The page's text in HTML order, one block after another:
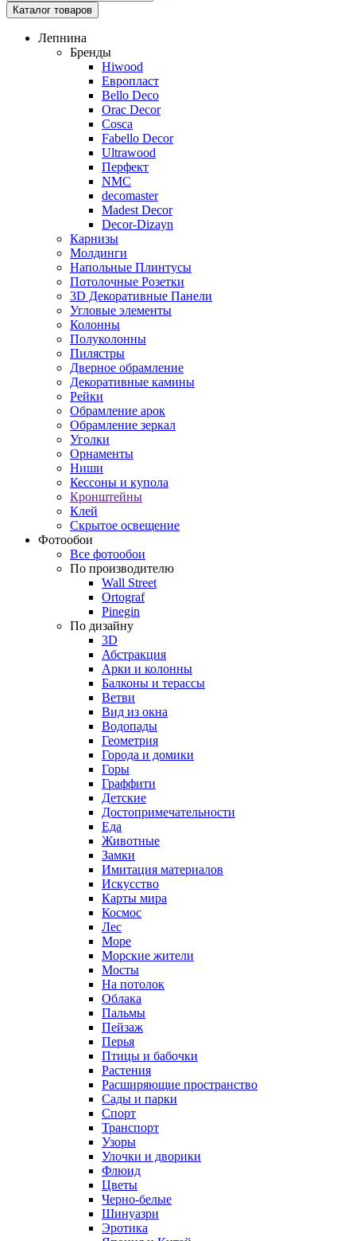
Каталог товаров
Лепнина
Бренды
Hiwood
Европласт
Bello Deco
Orac Decor
Cosca
Fabello Decor
Ultrawood
Перфект
NMC
decomaster
Madest Decor
Decor-Dizayn
Карнизы
Молдинги
Напольные Плинтусы
Потолочные Розетки
3D Декоративные Панели
Угловые элементы
Колонны
Полуколонны
Пилястры
Дверное обрамление
Декоративные камины
Рейки
Обрамление арок
Обрамление зеркал
Уголки
Орнаменты
Ниши
Кессоны и купола
Кронштейны
Клей
Скрытое освещение
Фотообои
Все фотообои
По производителю
Wall Street
Ortograf
Pinegin
По дизайну
3D
Абстракция
Арки и колонны
Балконы и терассы
Ветви
Вид из окна
Водопады
Геометрия
Города и домики
Горы
Граффити
Детские
Достопримечательности
Еда
Животные
Замки
Имитация материалов
Искусство
Карты мира
Космос
Лес
Море
Морские жители
Мосты
На потолок
Облака
Пальмы
Пейзаж
Перья
Птицы и бабочки
Растения
Расширяющие пространство
Сады и парки
Спорт
Транспорт
Узоры
Улочки и дворики
Флюид
Цветы
Черно-белые
Шинуазри
Эротика